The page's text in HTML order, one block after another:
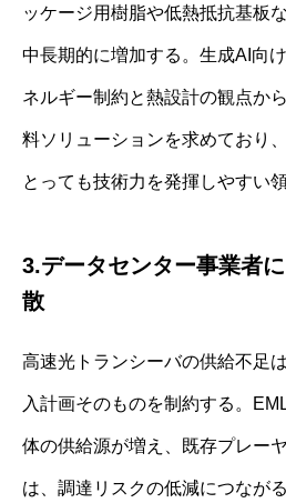
ッケージ用樹脂や低熱抵抗基板
中長期的に増加する。生成AI向
ネルギー制約と熱設計の観点か
料ソリューションを求めており
とっても技術力を発揮しやすい
3.データセンター事業者
散
高速光トランシーバの供給不足
入計画そのものを制約する。
体の供給源が増え、既存プレー
は、調達リスクの低減につながる